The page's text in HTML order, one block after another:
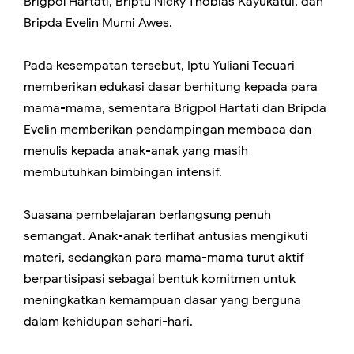
Bripda Evelin Murni Awes.
Pada kesempatan tersebut, Iptu Yuliani Tecuari
memberikan edukasi dasar berhitung kepada para
mama-mama, sementara Brigpol Hartati dan Bripda
Evelin memberikan pendampingan membaca dan
menulis kepada anak-anak yang masih
membutuhkan bimbingan intensif.
Suasana pembelajaran berlangsung penuh
semangat. Anak-anak terlihat antusias mengikuti
materi, sedangkan para mama-mama turut aktif
berpartisipasi sebagai bentuk komitmen untuk
meningkatkan kemampuan dasar yang berguna
dalam kehidupan sehari-hari.